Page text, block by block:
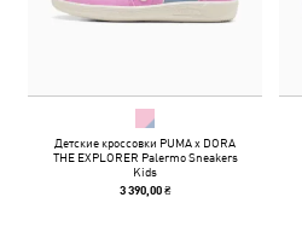
Детские кроссовки PUMA x DORA
THE EXPLORER Palermo Sneakers
Kids
3 390,00 ₴